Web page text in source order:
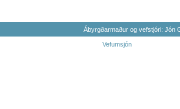
Ábyrgðarmaður og vefstjóri: Jón
Vefumsjón